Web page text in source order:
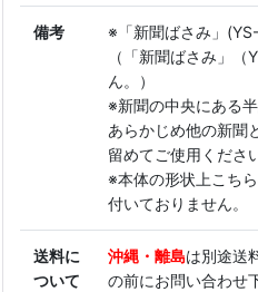
備考
※「新聞ばさみ」
（「新聞ばさみ」
ん。）
※新聞の中央にある
あらかじめ他の新聞
留めてご使用くださ
※本体の形状上こち
付いておりません。
送料に
ついて
沖縄・離島は別途送
の前にお問い合わせ